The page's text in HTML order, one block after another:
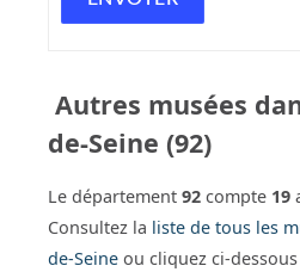
Autres musées
de-Seine (92)
Le département 92 compte 19
Consultez la liste de tous les
de-Seine ou cliquez ci-dessous